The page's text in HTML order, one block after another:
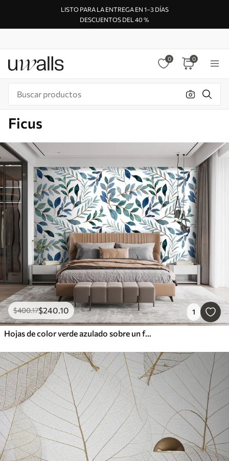
LISTO PARA LA ENTREGA EN 1–3 DÍAS
DESCUENTOS DEL 40 %
0 0
Ficus
$400.17$240.10 1
Hojas de color verde azulado sobre un fondo de acuarela